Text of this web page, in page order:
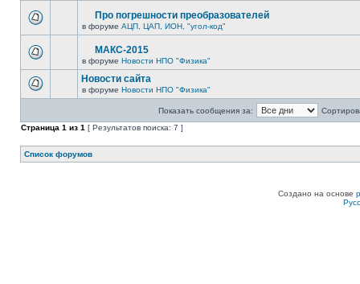
Про погрешности преобразователей
в форуме АЦП, ЦАП, ИОН, "угол-код"
МАКС-2015
в форуме Новости НПО "Физика"
Новости сайта
в форуме Новости НПО "Физика"
Показать сообщения за:
Страница 1 из 1 [ Результатов поиска: 7 ]
Список форумов
Создано на основе